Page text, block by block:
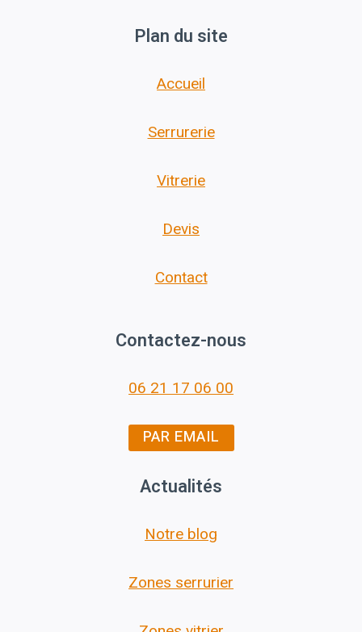
Plan du site
Accueil
Serrurerie
Vitrerie
Devis
Contact
Contactez-nous
06 21 17 06 00
PAR EMAIL
Actualités
Notre blog
Zones serrurier